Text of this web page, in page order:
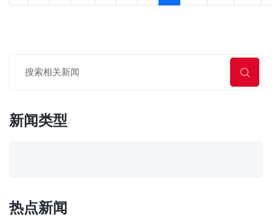
新闻类型
热点新闻